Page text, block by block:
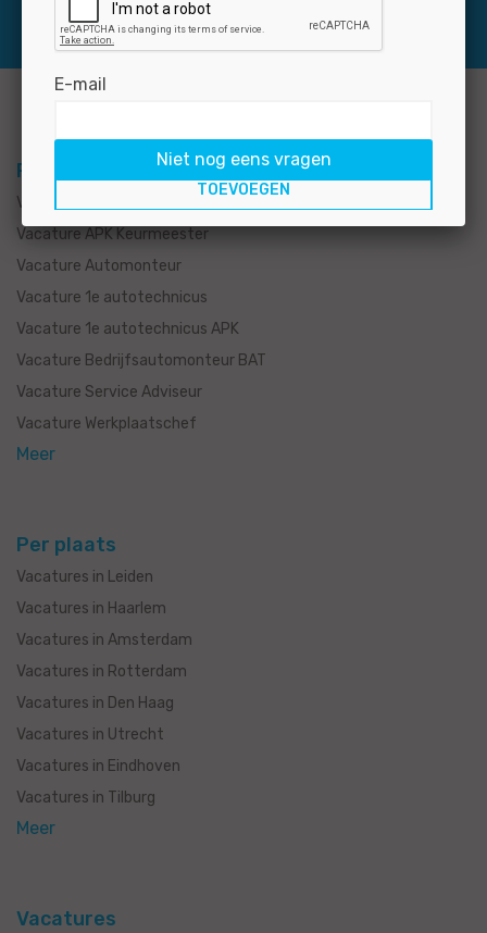
Per functie
Vacature Autotechnicus
Vacature APK Keurmeester
Vacature Automonteur
Vacature 1e autotechnicus
Vacature 1e autotechnicus APK
Vacature Bedrijfsautomonteur BAT
Vacature Service Adviseur
Vacature Werkplaatschef
Meer
Per plaats
Vacatures in Leiden
Vacatures in Haarlem
Vacatures in Amsterdam
Vacatures in Rotterdam
Vacatures in Den Haag
Vacatures in Utrecht
Vacatures in Eindhoven
Vacatures in Tilburg
Meer
Vacatures
E-mail
Niet nog eens vragen